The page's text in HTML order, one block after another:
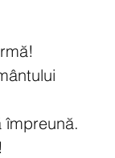
împreună.